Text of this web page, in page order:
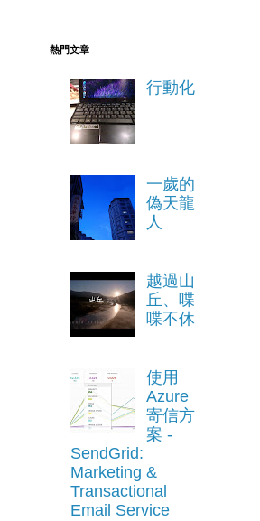
熱門文章
行動化
一歲的
偽天龍
人
越過山
丘、喋
喋不休
使用
Azure
寄信方
案 -
SendGrid:
Marketing &
Transactional
Email Service